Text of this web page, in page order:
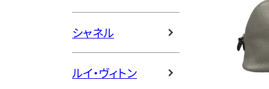
シャネル
ルイ・ヴィトン